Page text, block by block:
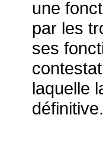
une
par les
ses
laquelle